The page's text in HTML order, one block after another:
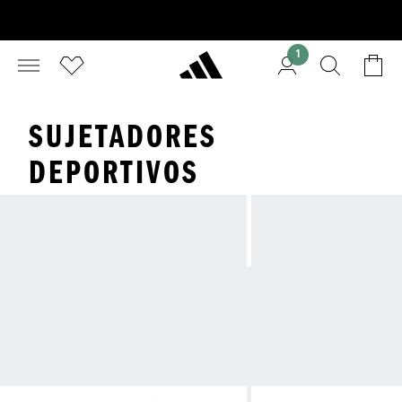
1
SUJETADORES
DEPORTIVOS